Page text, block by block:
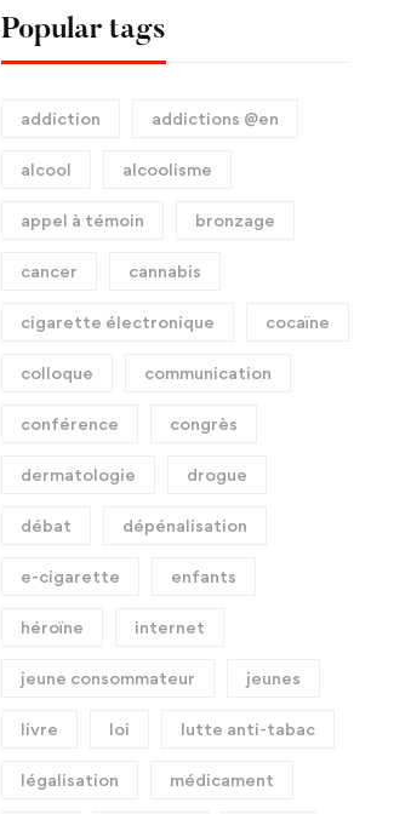
Popular tags
addiction addictions @en
alcool alcoolisme
appel à témoin bronzage
cancer cannabis
cigarette électronique cocaïne
colloque communication
conférence congrès
dermatologie drogue
débat dépénalisation
e-cigarette enfants
héroïne internet
jeune consommateur jeunes
livre loi lutte anti-tabac
légalisation médicament